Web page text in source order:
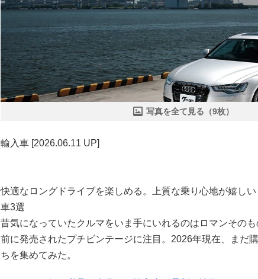
写真を全て見る（9枚）
輸入車 [2026.06.11 UP]
快適なロングドライブを楽しめる。上質な乗り心地が嬉し
車3選
昔気になっていたクルマをいま手にいれるのはロマンその
前に発売されたプチビンテージに注目。2026年現在、まだ
ちを集めてみた。